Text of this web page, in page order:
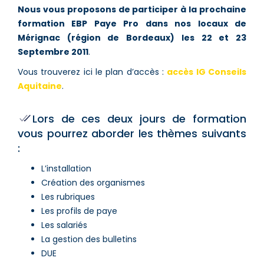
Nous vous proposons de participer à la prochaine
formation EBP Paye Pro dans nos locaux de
Mérignac (région de Bordeaux) les 22 et 23
Septembre 2011.
Vous trouverez ici le plan d’accès : accès IG Conseils
Aquitaine.
Lors de ces deux jours de formation
vous pourrez aborder les thèmes suivants
:
L’installation
Création des organismes
Les rubriques
Les profils de paye
Les salariés
La gestion des bulletins
DUE